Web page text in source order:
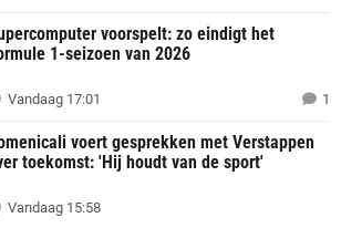
voorspelt: zo eindigt het
1-seizoen van 2026
Vandaag 17:01 1
voert gesprekken met Verstappen
toekomst: 'Hij houdt van de sport'
Vandaag 15:58